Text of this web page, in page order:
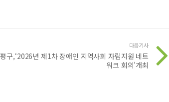
다음기사
구,‘2026년 제1차 장애인 지역사회 자립지원 네트
워크 회의’개최